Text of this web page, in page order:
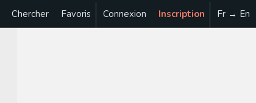
Chercher Favoris Connexion Inscription Fr → En